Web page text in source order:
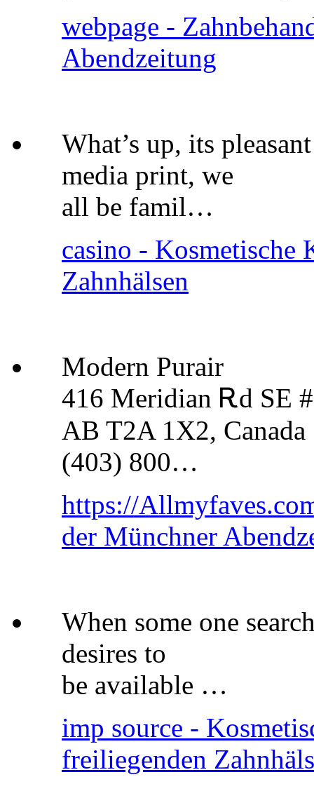
webpage -
Abendzeitung
What’s up, its
media print, we
all be famil…
casino - Kosmetische
Zahnhälsen
Modern Purair
416 Meridian Ꭱd SE
AB T2A 1X2, Canada
(403) 800…
https://
der Münchner
When some one
desires to
be available …
imp source -
freiliegenden